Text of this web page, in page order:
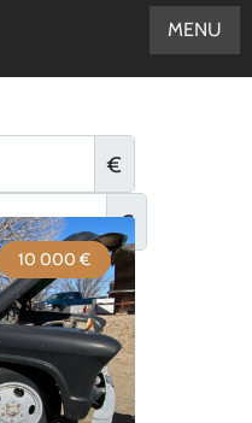
€
€
10 000 €
MENU